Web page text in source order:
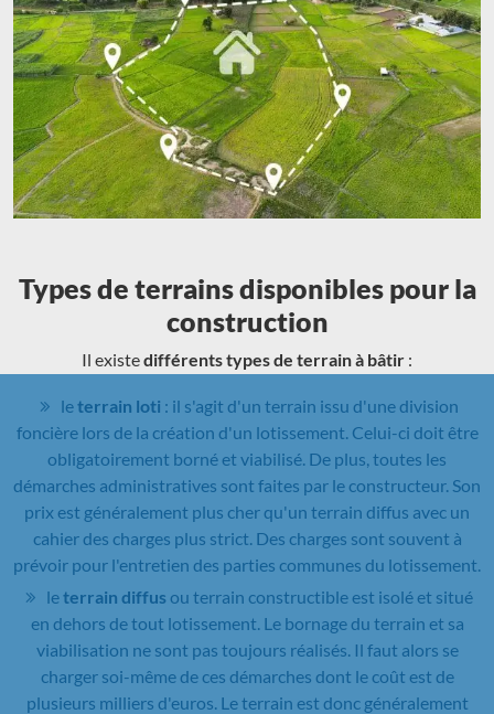
Types de terrains disponibles pour la
construction
Il existedifférents types de terrain à bâtir :
leterrain loti : il s'agit d'un terrain issu d'une division
foncière lors de la création d'un lotissement. Celui-ci doit être
obligatoirement borné et viabilisé. De plus, toutes les
démarches administratives sont faites par le constructeur. Son
prix est généralement plus cher qu'un terrain diffus avec un
cahier des charges plus strict. Des charges sont souvent à
prévoir pour l'entretien des parties communes du lotissement.
leterrain diffusou terrain constructible est isolé et situé
en dehors de tout lotissement. Le bornage du terrain et sa
viabilisation ne sont pas toujours réalisés. Il faut alors se
charger soi-même de ces démarches dont le coût est de
plusieurs milliers d'euros. Le terrain est donc généralement